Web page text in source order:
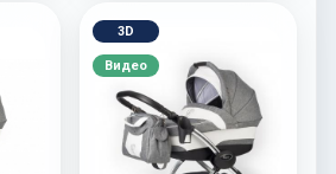
3D
Видео